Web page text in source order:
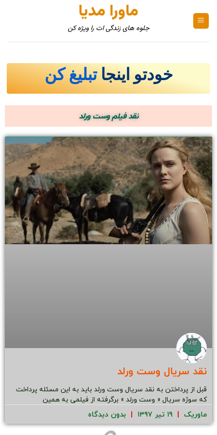
ماورا مدیا
جلوه های زندگی ات را ویژه کن
خودتو اینجا تبلیغ کن
نقد فیلم وست ورلد
نقد سریال وست ورلد
قبل از پرداختن به نقد سریال وست ورلد باید به این مسئله پرداخت
که سوژه سریال « وست ورلد » برگرفته از فیلمی به همین
ماوریک بدون دیدگاه